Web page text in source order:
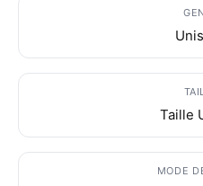
Taille
MODE